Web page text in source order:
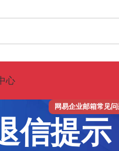
心
网易企业邮箱常见问
信提